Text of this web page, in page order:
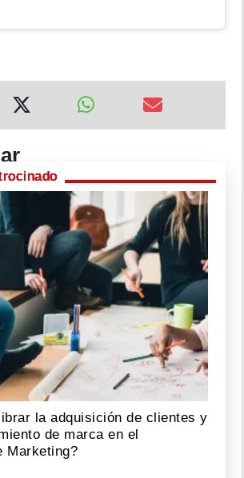
la adquisición de clientes y
de marca en el
Marketing?